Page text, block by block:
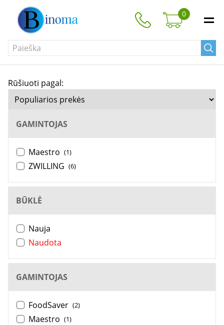
0
Rūšiuoti pagal:
GAMINTOJAS
Maestro (1)
ZWILLING (6)
BŪKLĖ
Nauja
Naudota
GAMINTOJAS
FoodSaver (2)
Maestro (1)